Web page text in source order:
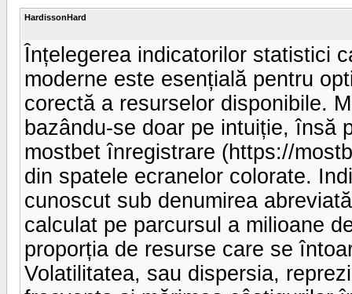
HardissonHard
Înțelegerea indicatorilor statistici
moderne este esențială pentru
corectă a resurselor disponibile.
bazându-se doar pe intuiție, însă
mostbet înregistrare (https://
din spatele ecranelor colorate.
cunoscut sub denumirea
calculat pe parcursul a milioane
proporția de resurse care se
Volatilitatea, sau dispersia,